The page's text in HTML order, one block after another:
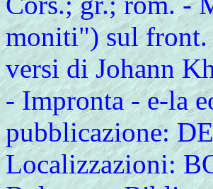
moniti") sul front.
versi di Johann
- Impronta - e-la
pubblicazione:
Localizzazioni: